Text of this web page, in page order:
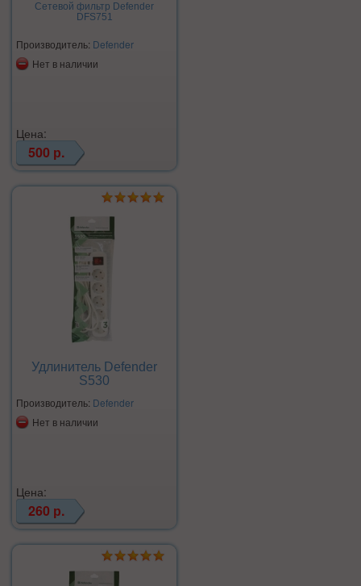
Сетевой фильтр Defender
DFS751
Производитель: Defender
Нет в наличии
Цена:
500 р.
Удлинитель Defender
S530
Производитель: Defender
Нет в наличии
Цена:
260 р.